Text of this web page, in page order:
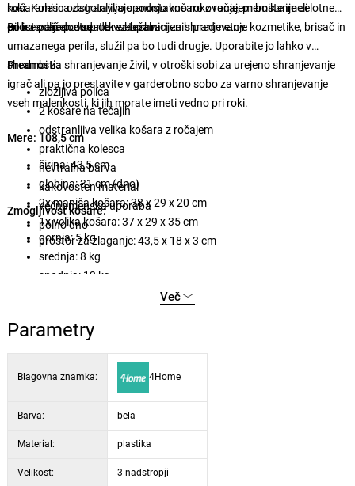
košarami in odstranljivo spodnjo košaro z ročajem boste imeli
enostaven dostop do vseh shranjenih predmetov.
roki. Kolesca zagotavljajo enostavno rokovanje, premikanje celotne
police pa je povsem brez težav.
Bil bo odličen dodatek v kopalnici za shranjevanje kozmetike, brisač in
umazanega perila, služil pa bo tudi drugje. Uporabite jo lahko v
shrambi za shranjevanje živil, v otroški sobi za urejeno shranjevanje
igrač ali pa jo prestavite v garderobno sobo za varno shranjevanje
vseh malenkosti, ki jih morate imeti vedno pri roki.
Prednosti:
zložljiva polica
2 košare na tečajih
odstranljiva velika košara z ročajem
praktična kolesca
nevtralna barva
kakovosten material
večnamenska uporaba
polno dno
Mere: 108,5 cm
širina: 43,5 cm
globina: 31 cm (dno)
2x manjša košara: 38 x 29 x 20 cm
1x velika košara: 37 x 29 x 35 cm
prostor za zlaganje: 43,5 x 18 x 3 cm
Zmogljivost košare:
gornja: 5 kg
srednja: 8 kg
spodnja: 12 kg
Več
Parametry
Blagovna znamka: 4Home
Barva: bela
Material: plastika
Velikost: 3 nadstropji